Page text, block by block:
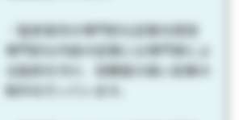
・監修者月の専門的な記事を配信
専門的な内容の記事には専門家によ
る監修を付け、信頼度の高い記事の
制作を行っています。